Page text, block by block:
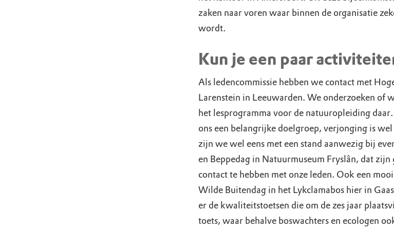
zaken naar voren waar binnen de organisatie
wordt.
Kun je een paar
Als ledencommissie hebben we contact met
Larenstein in Leeuwarden. We onderzoeken of
het lesprogramma voor de natuuropleiding
ons een belangrijke doelgroep, verjonging is
zijn we wel eens met een stand aanwezig bij
en Beppedag in Natuurmuseum Fryslân, dat zijn
contact te hebben met onze leden. Ook een
Wilde Buitendag in het Lykclamabos hier in
er de kwaliteitstoetsen die om de zes jaar
toets, waar behalve boswachters en ecologen